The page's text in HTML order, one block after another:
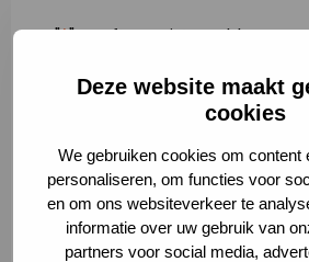
Deze website maakt
cookies
We gebruiken cookies om content
personaliseren, om functies voor
en om ons websiteverkeer te
informatie over uw gebruik van
partners voor social media,
"*" geeft vereiste velden aan
2
Volledige omschrijving*